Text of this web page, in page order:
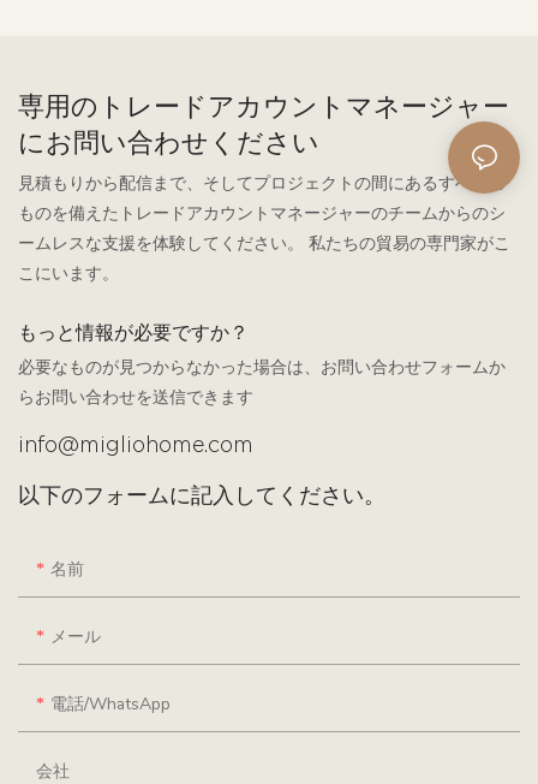
専用のトレードアカウントマネージャー
にお問い合わせください
見積もりから配信まで、そしてプロジェクトの間にあるすべての
ものを備えたトレードアカウントマネージャーのチームからのシ
ームレスな支援を体験してください。 私たちの貿易の専門家がこ
こにいます。
もっと情報が必要ですか？
必要なものが見つからなかった場合は、お問い合わせフォームか
らお問い合わせを送信できます
info@migliohome.com
以下のフォームに記入してください。
名前
メール
電話/WhatsApp
会社